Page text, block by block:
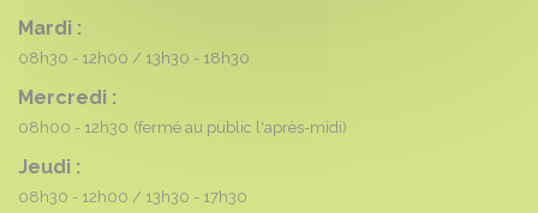
Mardi :
08h30 - 12h00 13h30 - 18h30
Mercredi :
08h00 - 12h30 (fermé au public l'après-midi)
Jeudi :
08h30 - 12h00 13h30 - 17h30